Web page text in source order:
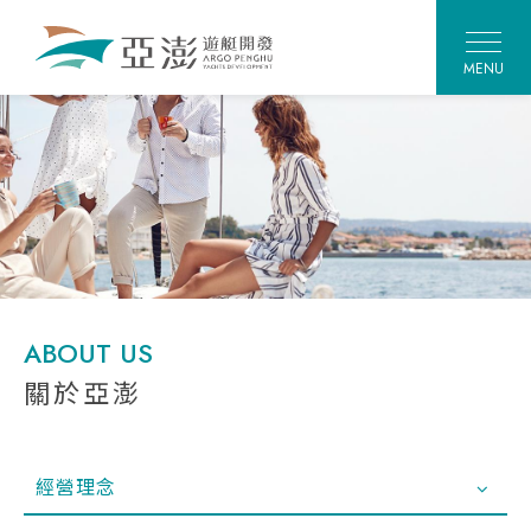
MENU
ABOUT US
關於亞澎
經營理念